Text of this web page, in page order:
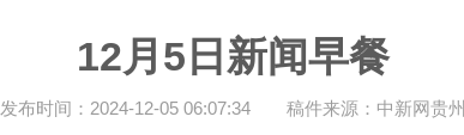
12月5日新闻早餐
发布时间：2024-12-05 06:07:34 稿件来源：中新网贵州